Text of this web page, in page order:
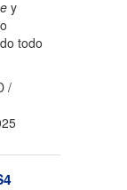
y
todo
/